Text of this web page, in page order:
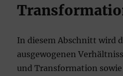
In diesem Abschnitt wird
ausgewogenen
und Transformation sowie